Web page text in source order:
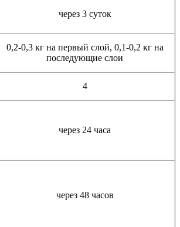
через 3 суток
0,2-0,3 кг на первый слой, 0,1-0,2 кг на
последующие слои
4
через 24 часа
через 48 часов